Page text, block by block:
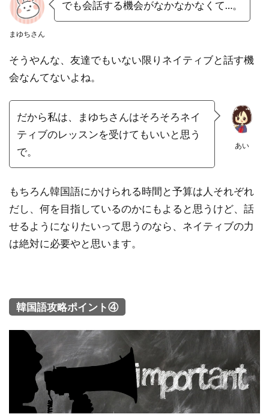
まゆちさん
でも会話する機会がなかなかなくて…。
そうやんな、友達でもいない限りネイティブと話す機
会なんてないよね。
あい
だから私は、まゆちさんはそろそろネイ
ティブのレッスンを受けてもいいと思う
で。
もちろん韓国語にかけられる時間と予算は人それぞれ
だし、何を目指しているのかにもよると思うけど、話
せるようになりたいって思うのなら、ネイティブの力
は絶対に必要やと思います。
韓国語攻略ポイント④